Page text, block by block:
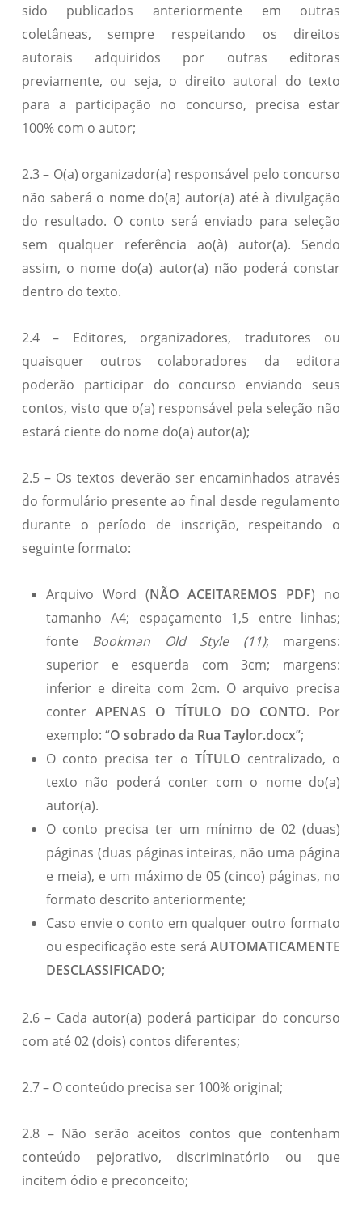
sido publicados anteriormente em outras
coletâneas, sempre respeitando os direitos
autorais adquiridos por outras editoras
previamente, ou seja, o direito autoral do texto
para a participação no concurso, precisa estar
100% com o autor;
2.3 – O(a) organizador(a) responsável pelo concurso
não saberá o nome do(a) autor(a) até à divulgação
do resultado. O conto será enviado para seleção
sem qualquer referência ao(à) autor(a). Sendo
assim, o nome do(a) autor(a) não poderá constar
dentro do texto.
2.4 – Editores, organizadores, tradutores ou
quaisquer outros colaboradores da editora
poderão participar do concurso enviando seus
contos, visto que o(a) responsável pela seleção não
estará ciente do nome do(a) autor(a);
2.5 – Os textos deverão ser encaminhados através
do formulário presente ao final desde regulamento
durante o período de inscrição, respeitando o
seguinte formato:
Arquivo Word (NÃO ACEITAREMOS PDF) no
tamanho A4; espaçamento 1,5 entre linhas;
fonte Bookman Old Style (11); margens:
superior e esquerda com 3cm; margens:
inferior e direita com 2cm. O arquivo precisa
conterAPENAS O TÍTULO DO CONTO. Por
exemplo: “O sobrado da Rua Taylor.docx”;
O conto precisa ter o TÍTULO centralizado, o
texto não poderá conter com o nome do(a)
autor(a).
O conto precisa ter um mínimo de 02 (duas)
páginas (duas páginas inteiras, não uma página
e meia), e um máximo de 05 (cinco) páginas, no
formato descrito anteriormente;
Caso envie o conto em qualquer outro formato
ou especificação este seráAUTOMATICAMENTE
DESCLASSIFICADO;
2.6 – Cada autor(a) poderá participar do concurso
com até 02 (dois) contos diferentes;
2.7 – O conteúdo precisa ser 100% original;
2.8 – Não serão aceitos contos que contenham
conteúdo pejorativo, discriminatório ou que
incitem ódio e preconceito;